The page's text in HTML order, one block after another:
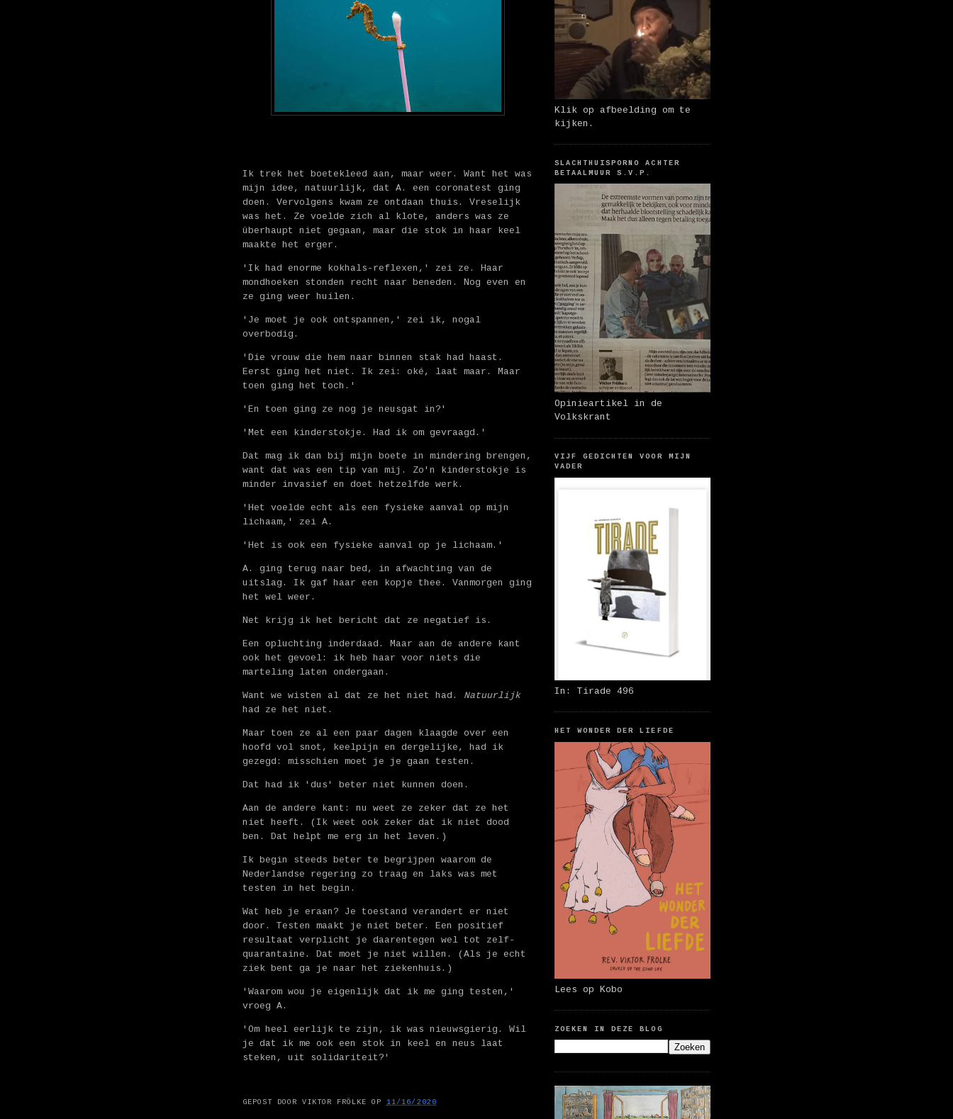
Ik trek het boetekleed aan, maar weer. Want het was
mijn idee, natuurlijk, dat A. een coronatest ging
doen. Vervolgens kwam ze ontdaan thuis. Vreselijk
was het. Ze voelde zich al klote, anders was ze
überhaupt niet gegaan, maar die stok in haar keel
maakte het erger.
'Ik had enorme kokhals-reflexen,' zei ze. Haar
mondhoeken stonden recht naar beneden. Nog even en
ze ging weer huilen.
'Je moet je ook ontspannen,' zei ik, nogal
overbodig.
'Die vrouw die hem naar binnen stak had haast.
Eerst ging het niet. Ik zei: oké, laat maar. Maar
toen ging het toch.'
'En toen ging ze nog je neusgat in?'
'Met een kinderstokje. Had ik om gevraagd.'
Dat mag ik dan bij mijn boete in mindering brengen,
want dat was een tip van mij. Zo'n kinderstokje is
minder invasief en doet hetzelfde werk.
'Het voelde echt als een fysieke aanval op mijn
lichaam,' zei A.
'Het is ook een fysieke aanval op je lichaam.'
A. ging terug naar bed, in afwachting van de
uitslag. Ik gaf haar een kopje thee. Vanmorgen ging
het wel weer.
Net krijg ik het bericht dat ze negatief is.
Een opluchting inderdaad. Maar aan de andere kant
ook het gevoel: ik heb haar voor niets die
marteling laten ondergaan.
Want we wisten al dat ze het niet had. Natuurlijk
had ze het niet.
Maar toen ze al een paar dagen klaagde over een
hoofd vol snot, keelpijn en dergelijke, had ik
gezegd: misschien moet je je gaan testen.
Dat had ik 'dus' beter niet kunnen doen.
Aan de andere kant: nu weet ze zeker dat ze het
niet heeft. (Ik weet ook zeker dat ik niet dood
ben. Dat helpt me erg in het leven.)
Ik begin steeds beter te begrijpen waarom de
Nederlandse regering zo traag en laks was met
testen in het begin.
Wat heb je eraan? Je toestand verandert er niet
door. Testen maakt je niet beter. Een positief
resultaat verplicht je daarentegen wel tot zelf-
quarantaine. Dat moet je niet willen. (Als je echt
ziek bent ga je naar het ziekenhuis.)
'Waarom wou je eigenlijk dat ik me ging testen,'
vroeg A.
'Om heel eerlijk te zijn, ik was nieuwsgierig. Wil
je dat ik me ook een stok in keel en neus laat
steken, uit solidariteit?'
GEPOST DOORVIKTOR FRÖLKE OP11/16/2020
Klik op afbeelding om te
kijken.
SLACHTHUISPORNO ACHTER
BETAALMUUR S.V.P.
Opinieartikel in de
Volkskrant
VIJF GEDICHTEN VOOR MIJN
VADER
In: Tirade 496
HET WONDER DER LIEFDE
Lees op Kobo
ZOEKEN IN DEZE BLOG